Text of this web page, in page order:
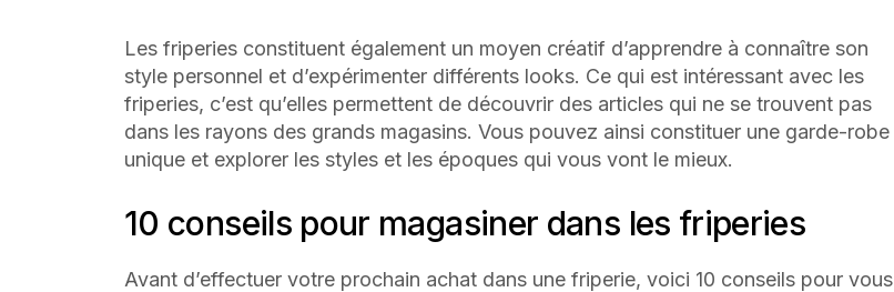
Les friperies constituent également un moyen créatif d’apprendre à connaître son
style personnel et d’expérimenter différents looks. Ce qui est intéressant avec les
friperies, c’est qu’elles permettent de découvrir des articles qui ne se trouvent pas
dans les rayons des grands magasins. Vous pouvez ainsi constituer une garde-robe
unique et explorer les styles et les époques qui vous vont le mieux.
10 conseils pour magasiner dans les friperies
Avant d’effectuer votre prochain achat dans une friperie, voici 10 conseils pour vous